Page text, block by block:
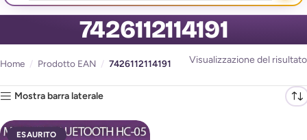
7426112114191
Home / Prodotto EAN / 7426112114191 Visualizzazione del risultato
Mostra barra laterale
ESAURITO